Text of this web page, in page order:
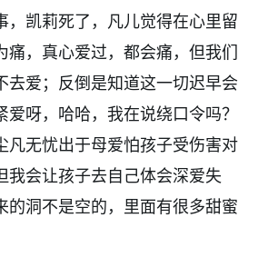
，凯莉死了，凡儿觉得在心里留
痛，真心爱过，都会痛，但我们
去爱；反倒是知道这一切迟早会
呀，哈哈，我在说绕口令吗？
凡无忧出于母爱怕孩子受伤害对
我会让孩子去自己体会深爱失
的洞不是空的，里面有很多甜蜜